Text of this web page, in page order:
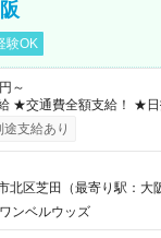
験OK
～
り） ┗
に現金GET♪ お仕事後は
支給あり
北区芝田（最寄り駅：大
ンベルウッズ